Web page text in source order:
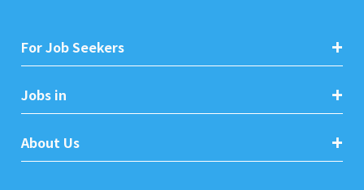
For Job Seekers
Jobs in
About Us